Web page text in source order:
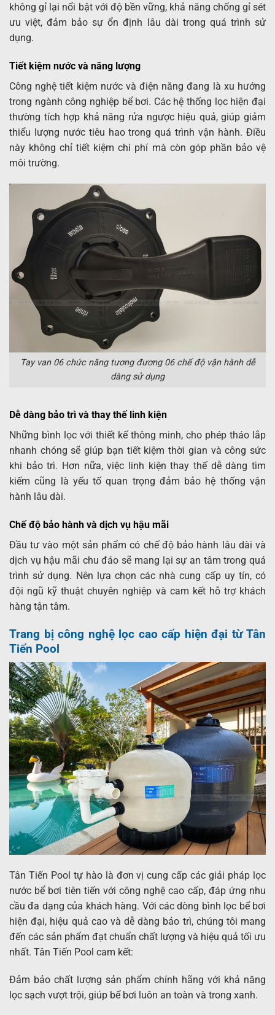
không gỉ lại nổi bật với độ bền vững, khả năng chống gỉ sét
ưu việt, đảm bảo sự ổn định lâu dài trong quá trình sử
dụng.
Tiết kiệm nước và năng lượng
Công nghệ tiết kiệm nước và điện năng đang là xu hướng
trong ngành công nghiệp bể bơi. Các hệ thống lọc hiện đại
thường tích hợp khả năng rửa ngược hiệu quả, giúp giảm
thiểu lượng nước tiêu hao trong quá trình vận hành. Điều
này không chỉ tiết kiệm chi phí mà còn góp phần bảo vệ
môi trường.
Tay van 06 chức năng tương đương 06 chế độ vận hành dễ
dàng sử dụng
Dễ dàng bảo trì và thay thế linh kiện
Những bình lọc với thiết kế thông minh, cho phép tháo lắp
nhanh chóng sẽ giúp bạn tiết kiệm thời gian và công sức
khi bảo trì. Hơn nữa, việc linh kiện thay thế dễ dàng tìm
kiếm cũng là yếu tố quan trọng đảm bảo hệ thống vận
hành lâu dài.
Chế độ bảo hành và dịch vụ hậu mãi
Đầu tư vào một sản phẩm có chế độ bảo hành lâu dài và
dịch vụ hậu mãi chu đáo sẽ mang lại sự an tâm trong quá
trình sử dụng. Nên lựa chọn các nhà cung cấp uy tín, có
đội ngũ kỹ thuật chuyên nghiệp và cam kết hỗ trợ khách
hàng tận tâm.
Trang bị công nghệ lọc cao cấp hiện đại từ Tân
Tiến Pool
Tân Tiến Pool tự hào là đơn vị cung cấp các giải pháp lọc
nước bể bơi tiên tiến với công nghệ cao cấp, đáp ứng nhu
cầu đa dạng của khách hàng. Với các dòng bình lọc bể bơi
hiện đại, hiệu quả cao và dễ dàng bảo trì, chúng tôi mang
đến các sản phẩm đạt chuẩn chất lượng và hiệu quả tối ưu
nhất. Tân Tiến Pool cam kết:
Đảm bảo chất lượng sản phẩm chính hãng với khả năng
lọc sạch vượt trội, giúp bể bơi luôn an toàn và trong xanh.